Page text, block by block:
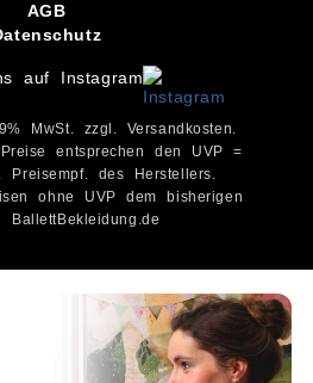
AGB
auf Instagram
MwSt. zzgl. Versandkosten.
entsprechen den UVP =
Preisempf. des Herstellers.
ohne UVP dem bisherigen
BallettBekleidung.de